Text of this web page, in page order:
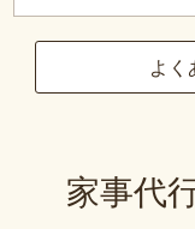
よく
家事代